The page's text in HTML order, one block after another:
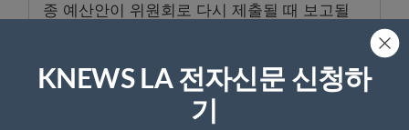
종 예산안이 위원회로 다시 제출될 때 보고될
<박성철 기자>
KNEWS LA 전자신문 신청하
기